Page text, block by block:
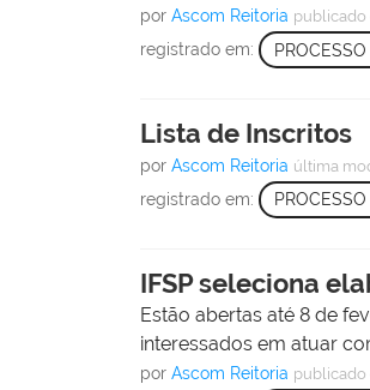
porAscom Reitoria publicado
registrado em:
Lista de Inscritos
porAscom Reitoria última
registrado em:
IFSP seleciona
Estão abertas até 8 de
interessados em atuar
porAscom Reitoria publicado